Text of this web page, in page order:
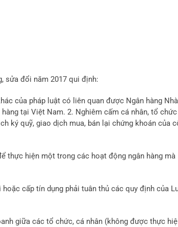
sửa đổi năm 2017 qui định:
của pháp luật có liên quan được Ngân hàng Nhà
tại Việt Nam. 2. Nghiêm cấm cá nhân, tổ chức
ký quỹ, giao dịch mua, bán lại chứng khoán của
thực hiện một trong các hoạt động ngân hàng mà
cấp tín dụng phải tuân thủ các quy định của
giữa các tổ chức, cá nhân (không được thực